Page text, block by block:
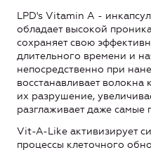
LPD's Vitamin A -
обладает высокой
сохраняет свою
длительного времени и
непосредственно при
восстанавливает
их разрушение,
разглаживает даже
Vit-A-Like активизирует
процессы клеточного